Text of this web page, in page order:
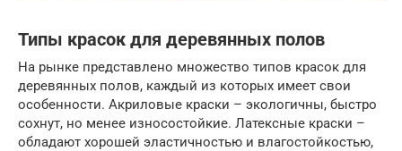
Типы красок для деревянных полов
На рынке представлено множество типов красок для
деревянных полов, каждый из которых имеет свои
особенности. Акриловые краски – экологичны, быстро
сохнут, но менее износостойкие. Латексные краски –
обладают хорошей эластичностью и влагостойкостью,